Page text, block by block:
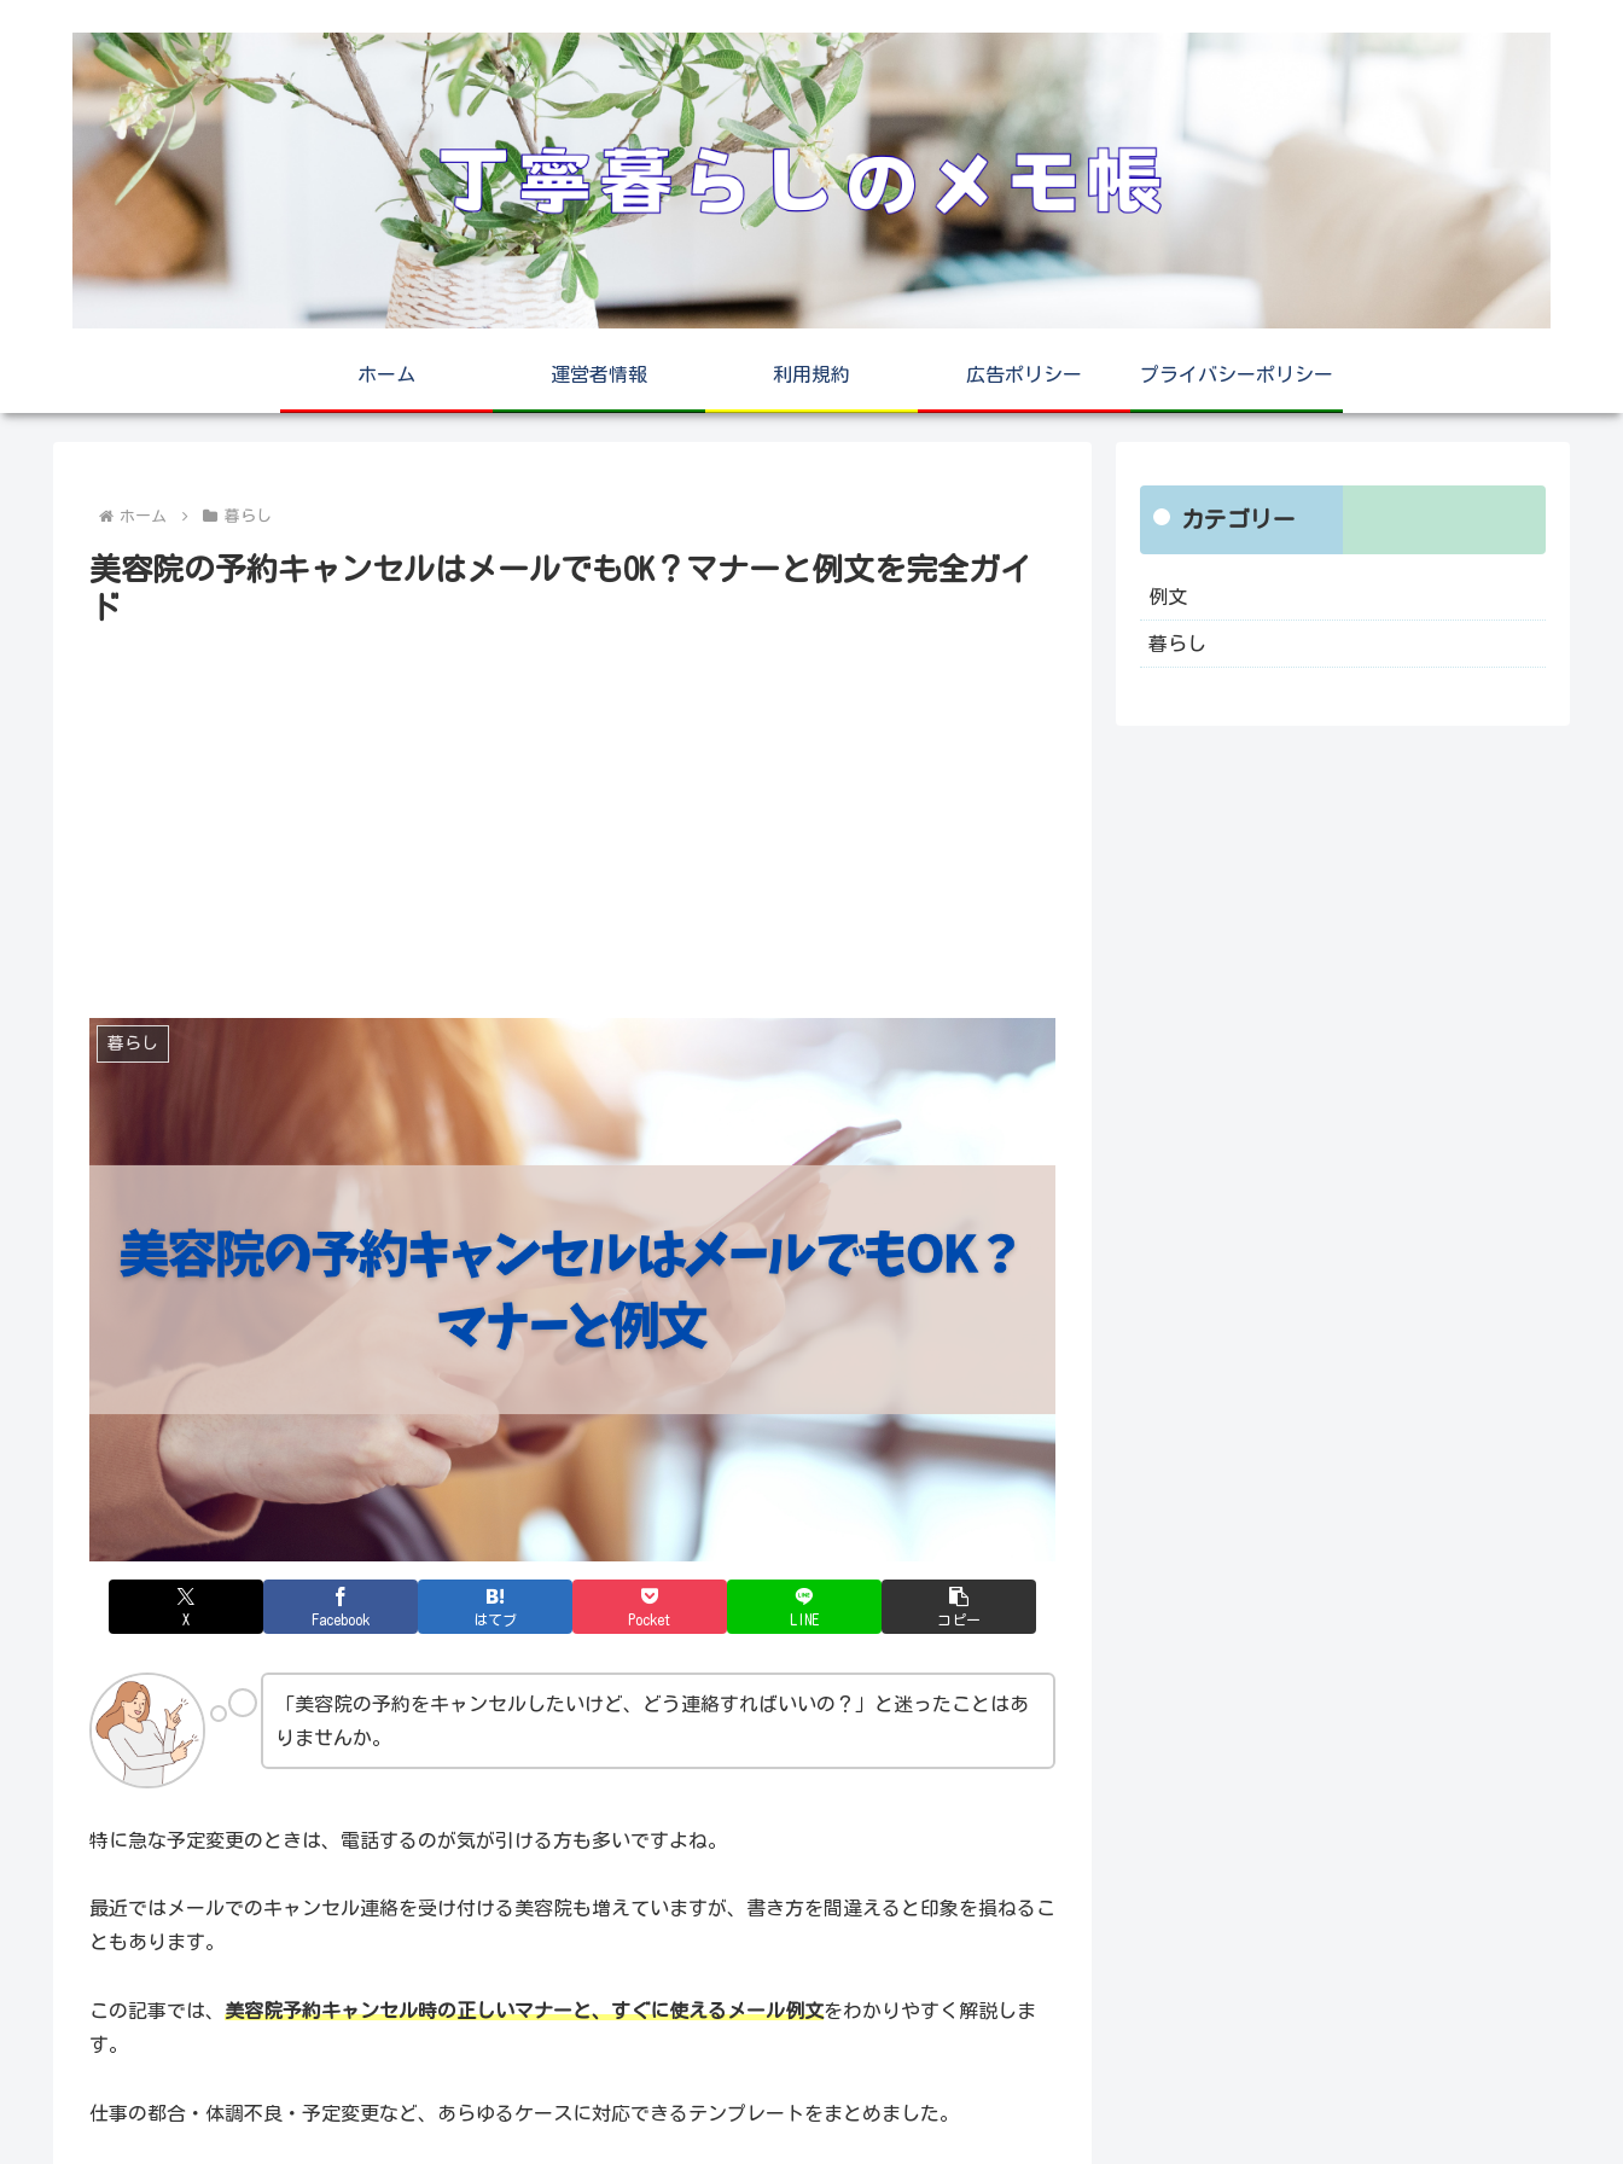
ホーム 運営者情報 利用規約 広告ポリシー プライバシーポリシー
ホーム 暮らし
美容院の予約キャンセルはメールでもOK？マナーと例文を完全ガイ
ド
暮らし
X Facebook はてブ Pocket LINE コピー
「美容院の予約をキャンセルしたいけど、どう連絡すればいいの？」と迷ったことはあ
りませんか。
特に急な予定変更のときは、電話するのが気が引ける方も多いですよね。
最近ではメールでのキャンセル連絡を受け付ける美容院も増えていますが、書き方を間違えると印象を損ねるこ
ともあります。
この記事では、 美容院予約キャンセル時の正しいマナーと、すぐに使えるメール例文をわかりやすく解説しま
す。
仕事の都合・体調不良・予定変更など、あらゆるケースに対応できるテンプレートをまとめました。
カテゴリー
例文
暮らし